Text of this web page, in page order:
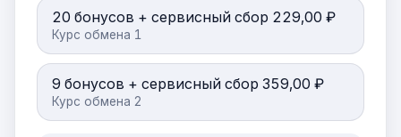
20 бонусов + сервисный сбор 229,00 ₽
Курс обмена 1
9 бонусов + сервисный сбор 359,00 ₽
Курс обмена 2